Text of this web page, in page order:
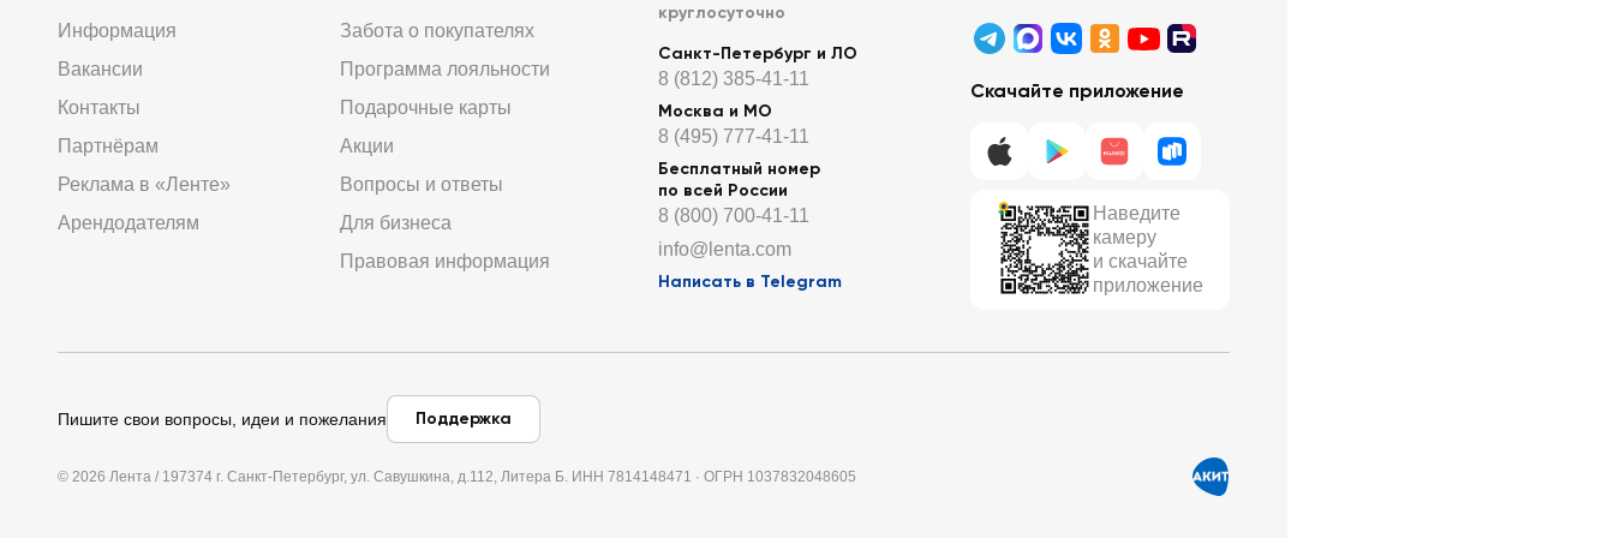
Информация
Вакансии
Контакты
Партнёрам
Реклама в «Ленте»
Арендодателям
Забота о покупателях
Программа лояльности
Подарочные карты
Акции
Вопросы и ответы
Для бизнеса
Правовая информация
круглосуточно
Санкт-Петербург и ЛО
8 (812) 385-41-11
Москва и МО
8 (495) 777-41-11
Бесплатный номер
по всей России
8 (800) 700-41-11
info@lenta.com
Написать в Telegram
Скачайте приложение
Наведите
камеру
и скачайте
приложение
Пишите свои вопросы, идеи и пожелания Поддержка
© 2026 Лента / 197374 г. Санкт-Петербург, ул. Савушкина, д.112, Литера Б. ИНН 7814148471 · ОГРН 1037832048605